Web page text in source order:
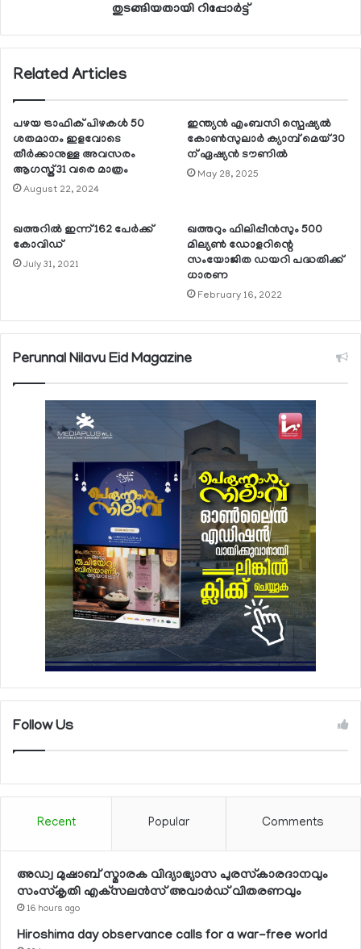
തുടങ്ങിയതായി റിപ്പോര്‍ട്ട്
Related Articles
പഴയ ട്രാഫിക് പിഴകള്‍ 50
ശതമാനം ഇളവോടെ
തീര്‍ക്കാനുള്ള അവസരം
ആഗസ്ത് 31 വരെ മാത്രം
August 22, 2024
ഇന്ത്യന്‍ എംബസി സ്പെഷ്യല്‍
കോണ്‍സുലാര്‍ ക്യാമ്പ് മെയ് 30
ന് ഏഷ്യന്‍ ടൗണില്‍
May 28, 2025
ഖത്തറില്‍ ഇന്ന് 162 പേര്‍ക്ക്
കോവിഡ്
July 31, 2021
ഖത്തറും ഫിലിപ്പീന്‍സും 500
മില്യണ്‍ ഡോളറിന്റെ
സംയോജിത ഡയറി പദ്ധതിക്ക്
ധാരണ
February 16, 2022
Perunnal Nilavu Eid Magazine
Follow Us
Recent Popular Comments
അഡ്വ മുഷാബ് സ്മാരക വിദ്യാഭ്യാസ പുരസ്‌കാരദാനവും
സംസ്‌കൃതി എക്‌സലന്‍സ് അവാര്‍ഡ് വിതരണവും
16 hours ago
Hiroshima day observance calls for a war-free world